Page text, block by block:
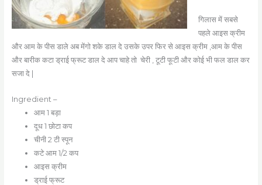
गिलास में सबसे
पहले आइस क्रीम
और आम के पीस डाले अब मेंगो शके डाल दे उसके उपर फिर से आइस क्रीम ,आम के पीस
और बारीक कटा ड्राई फ्रूट डाल दे आप चाहे तो चेरी , टूटी फूटी और कोई भी फल डाल कर
सजा दे |
Ingredient –
आम 1 बड़ा
दूध 1 छोटा कप
चीनी 2 टी स्पून
कटे आम 1/2 कप
आइस क्रीम
ड्राई फ्रूट